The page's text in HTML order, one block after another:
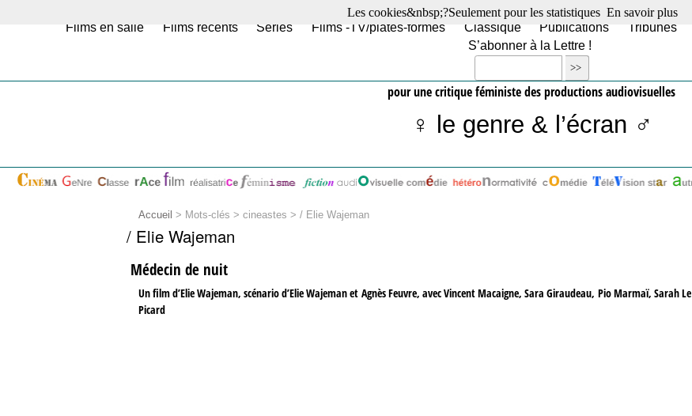
Films en salle Films récents Séries Films -TV/plates-formes Classique Publications Tribunes
S’abonner à la Lettre !
pour une critique féministe des productions audiovisuelles
♀ le genre & l’écran ♂
Accueil > Mots-clés > cineastes > / Elie Wajeman
/ Elie Wajeman
Médecin de nuit
Un film d’Elie Wajeman, scénario d’Elie Wajeman et Agnès Feuvre, avec Vincent Macaigne, Sara Giraudeau, Pio Marmaï, Sarah Le
Picard
Les cookies&nbsp;?Seulement pour les statistiques En savoir plus